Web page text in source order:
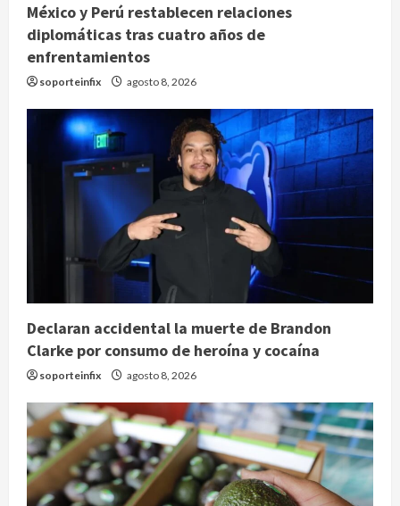
México y Perú restablecen relaciones
diplomáticas tras cuatro años de
enfrentamientos
soporteinfix agosto 8, 2026
Declaran accidental la muerte de Brandon
Clarke por consumo de heroína y cocaína
soporteinfix agosto 8, 2026